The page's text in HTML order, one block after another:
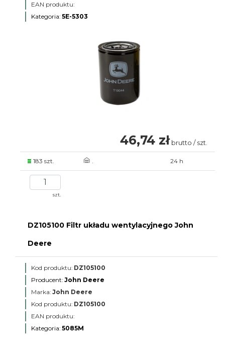
EAN produktu:
Kategoria: 5E-5303
46,74 zł brutto / szt.
183 szt. . 24 h
szt.
DZ105100 Filtr układu wentylacyjnego John
Deere
Kod produktu: DZ105100
Producent: John Deere
Marka: John Deere
Kod produktu: DZ105100
EAN produktu:
Kategoria: 5085M